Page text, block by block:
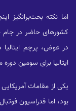
اما نکته
کشور‌های حاضر در جام
در عوض، پرچم
ایتالیا برای سومین
یکی از مقامات
بود، اما فدراسیون